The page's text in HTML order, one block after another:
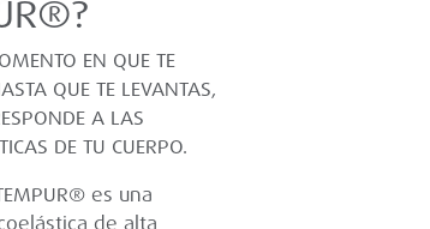
EN QUE TE
QUE TE LEVANTAS,
DE TU CUERPO.